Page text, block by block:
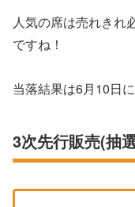
人気の席は売れきれ
ですね！
当落結果は6月10日
3次先行販売(抽